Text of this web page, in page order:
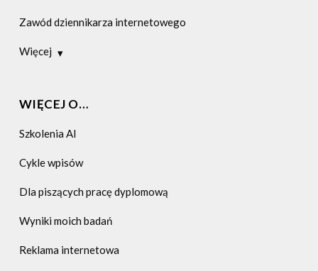
Zawód dziennikarza internetowego
Więcej
Reklama internetowa
Rozmaitości
Serwisy społecznościowe
WIĘCEJ O…
Szkolenia AI
Cykle wpisów
Dla piszących pracę dyplomową
Wyniki moich badań
Reklama internetowa